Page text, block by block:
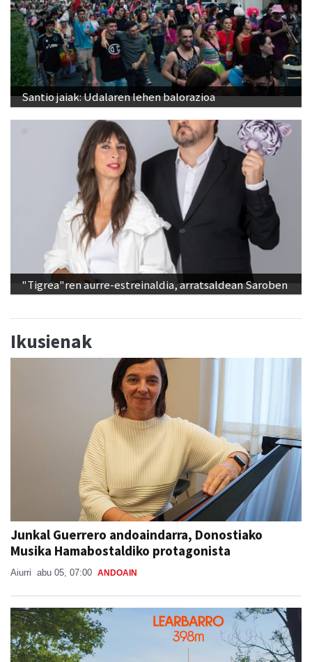
Santio jaiak: Udalaren lehen balorazioa
"Tigrea"ren aurre-estreinaldia, arratsaldean Saroben
Ikusienak
Junkal Guerrero andoaindarra, Donostiako
Musika Hamabostaldiko protagonista
Aiurri abu 05, 07:00 ANDOAIN